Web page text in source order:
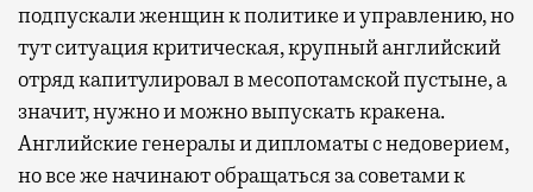
подпускали женщин к политике и управлению, но
тут ситуация критическая, крупный английский
отряд капитулировал в месопотамской пустыне, а
значит, нужно и можно выпускать кракена.
Английские генералы и дипломаты с недоверием,
но все же начинают обращаться за советами к